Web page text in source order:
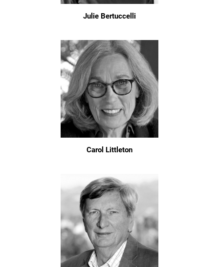
Julie Bertuccelli
Carol Littleton